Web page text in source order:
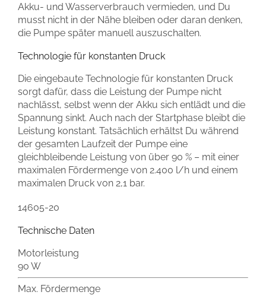
Akku- und Wasserverbrauch vermieden, und Du
musst nicht in der Nähe bleiben oder daran denken,
die Pumpe später manuell auszuschalten.
Technologie für konstanten Druck
Die eingebaute Technologie für konstanten Druck
sorgt dafür, dass die Leistung der Pumpe nicht
nachlässt, selbst wenn der Akku sich entlädt und die
Spannung sinkt. Auch nach der Startphase bleibt die
Leistung konstant. Tatsächlich erhältst Du während
der gesamten Laufzeit der Pumpe eine
gleichbleibende Leistung von über 90 % – mit einer
maximalen Fördermenge von 2.400 l/h und einem
maximalen Druck von 2,1 bar.
14605-20
Technische Daten
Motorleistung
90 W
Max. Fördermenge